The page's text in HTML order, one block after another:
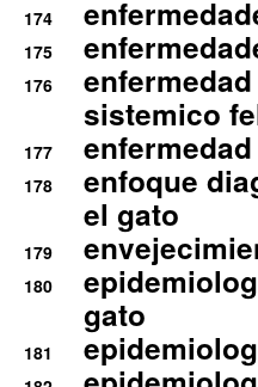
174
175
176
sistemico
177
178
enfoque
el gato
179
180
gato
181